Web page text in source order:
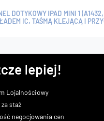
DOTYKOWY IPAD MINI 1
IC, TAŚMĄ KLEJĄCĄ I
lepiej!
Lojalnościowy
staż
negocjowania cen